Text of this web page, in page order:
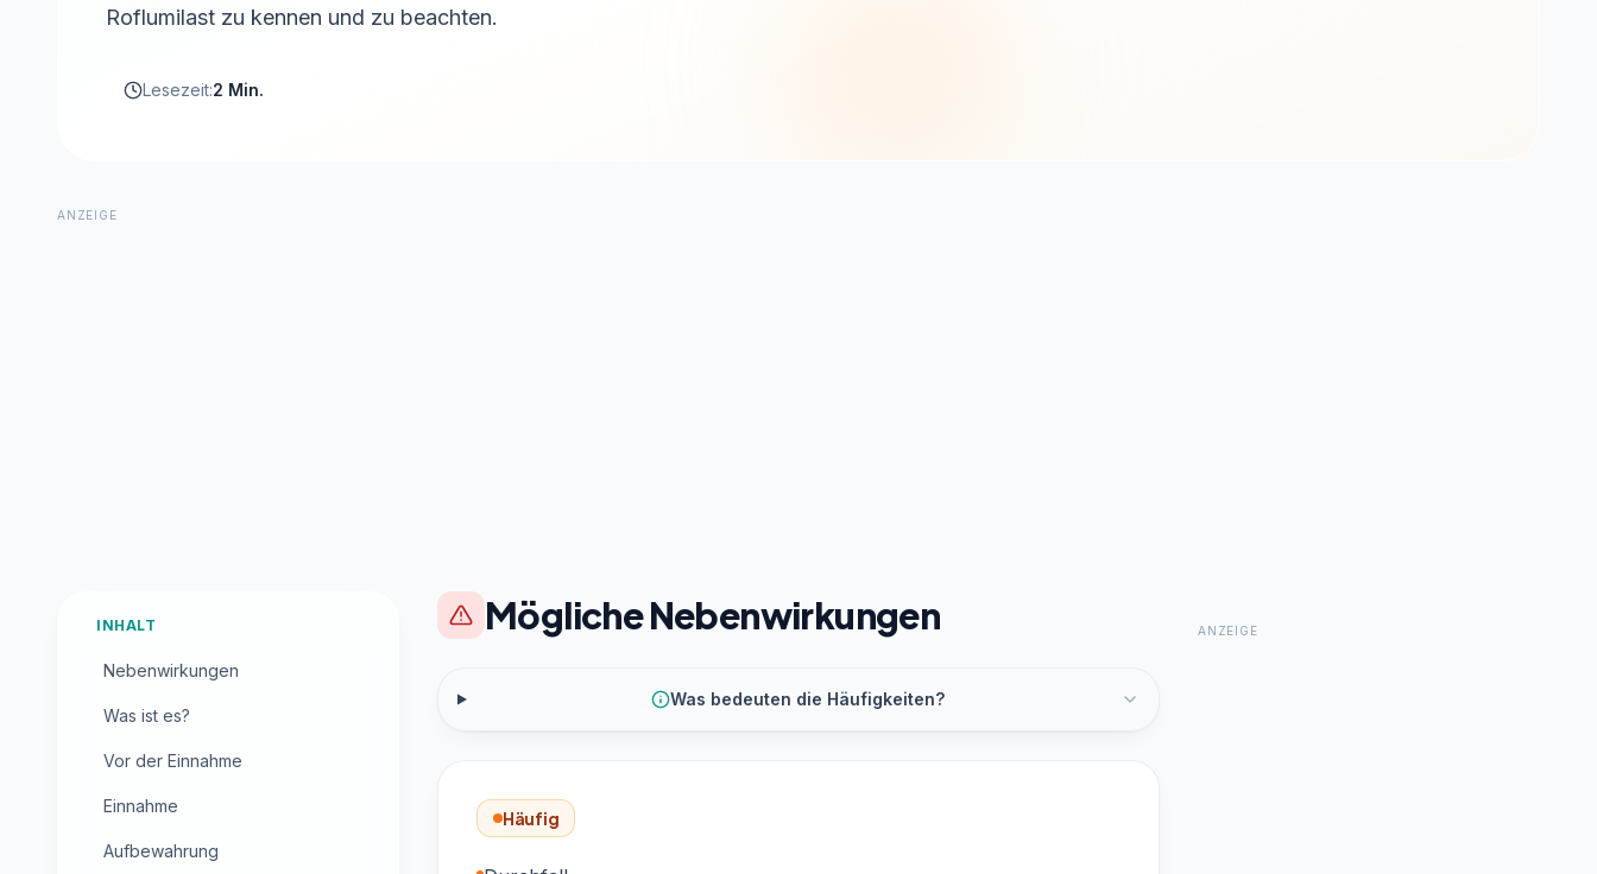
Roflumilast zu kennen und zu beachten.
Lesezeit:2 Min.
ANZEIGE
INHALT
Nebenwirkungen
Was ist es?
Vor der Einnahme
Einnahme
Aufbewahrung
Mögliche Nebenwirkungen
Was bedeuten die Häufigkeiten?
Häufig
ANZEIGE